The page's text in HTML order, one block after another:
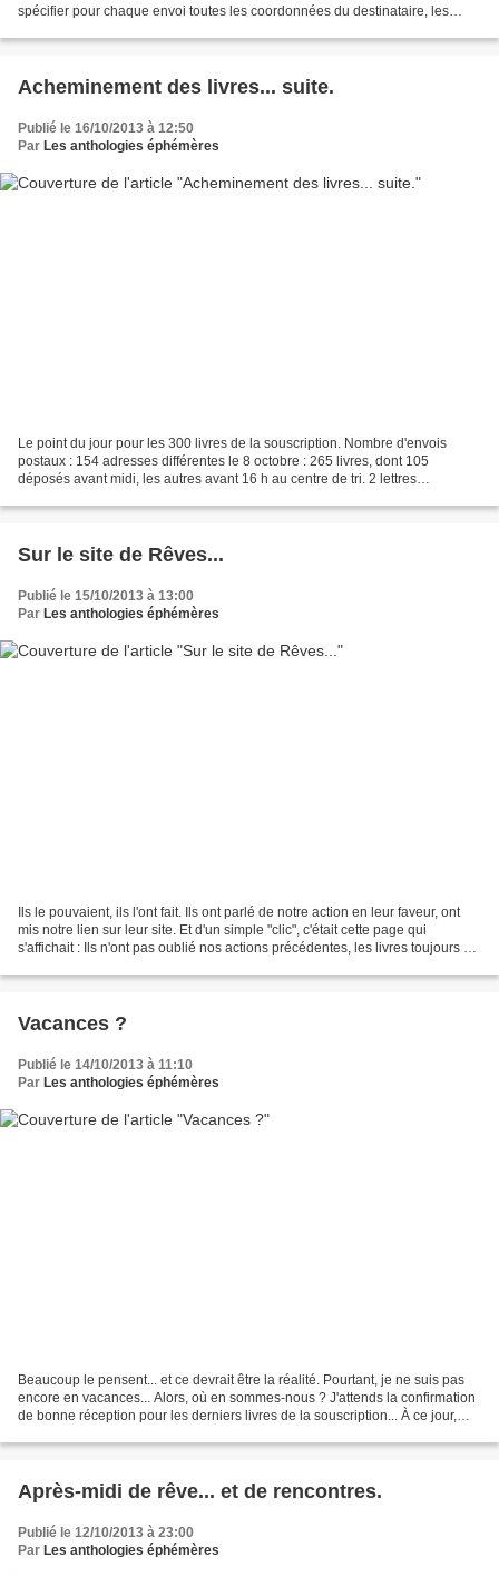
spécifier pour chaque envoi toutes les coordonnées du destinataire, les
Acheminement des livres... suite.
Publié le 16/10/2013 à 12:50
Par Les anthologies éphémères
Le point du jour pour les 300 livres de la souscription. Nombre d'envois
postaux : 154 adresses différentes le 8 octobre : 265 livres, dont 105
déposés avant midi, les autres avant 16 h au centre de tri. 2 lettres
Sur le site de Rêves...
Publié le 15/10/2013 à 13:00
Par Les anthologies éphémères
Ils le pouvaient, ils l'ont fait. Ils ont parlé de notre action en leur faveur, ont
mis notre lien sur leur site. Et d'un simple "clic", c'était cette page qui
s'affichait : Ils n'ont pas oublié nos actions précédentes, les livres toujours en
Vacances ?
Publié le 14/10/2013 à 11:10
Par Les anthologies éphémères
Beaucoup le pensent... et ce devrait être la réalité. Pourtant, je ne suis pas
encore en vacances... Alors, où en sommes-nous ? J'attends la confirmation
de bonne réception pour les derniers livres de la souscription... À ce jour,
Après-midi de rêve... et de rencontres.
Publié le 12/10/2013 à 23:00
Par Les anthologies éphémères